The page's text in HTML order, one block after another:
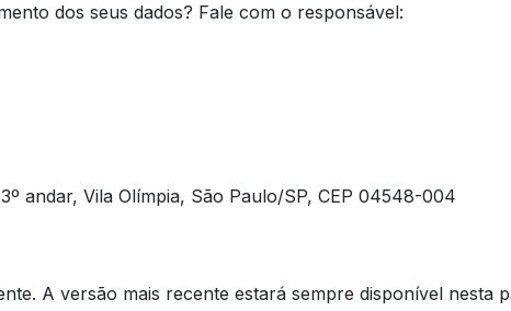
dos seus dados? Fale com o responsável:
andar, Vila Olímpia, São Paulo/SP, CEP 04548-004
A versão mais recente estará sempre disponível nesta